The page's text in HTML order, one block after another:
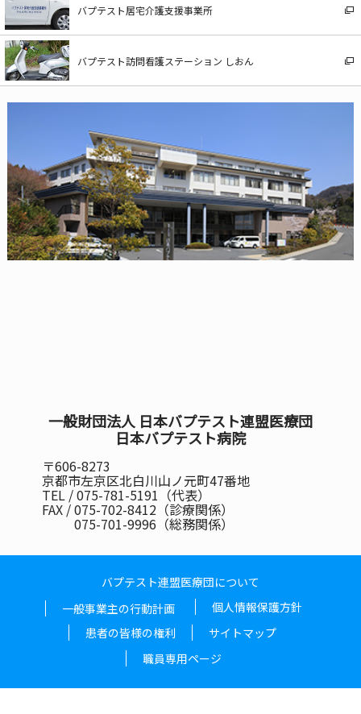
バプテスト居宅介護支援事業所
バプテスト訪問看護ステーション しおん
一般財団法人 日本バプテスト連盟医療団
日本バプテスト病院
〒606-8273
京都市左京区北白川山ノ元町47番地
TEL / 075-781-5191（代表）
FAX / 075-702-8412（診療関係）
075-701-9996（総務関係）
バプテスト連盟医療団について
一般事業主の行動計画
個人情報保護方針
患者の皆様の権利
サイトマップ
職員専用ページ